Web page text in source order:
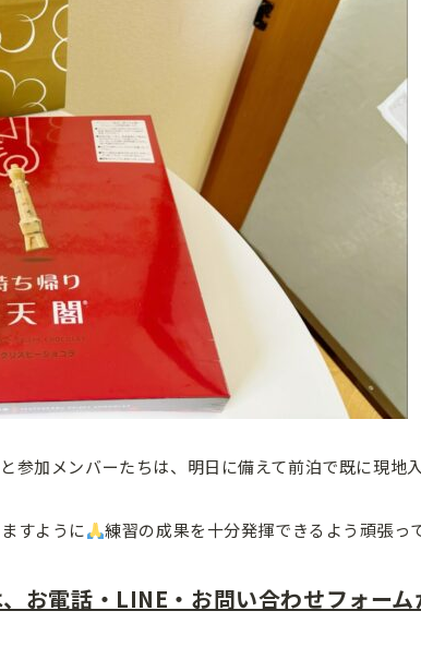
参加メンバーたちは、明日に備えて前泊で既に現地
すように 練習の成果を十分発揮できるよう頑張っ
お電話・LINE・お問い合わせフォーム